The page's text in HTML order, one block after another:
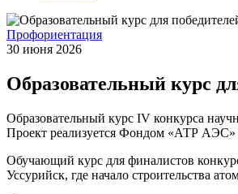
Профориентация
30 июня 2026
Образовательный курс
Образовательный курс IV конкурса
Проект реализуется Фондом «АТР АЭС»
Обучающий курс для финалистов
Уссурийск, где начало строительства